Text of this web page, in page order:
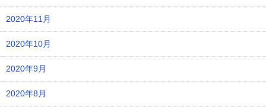
2020年11月
2020年10月
2020年9月
2020年8月